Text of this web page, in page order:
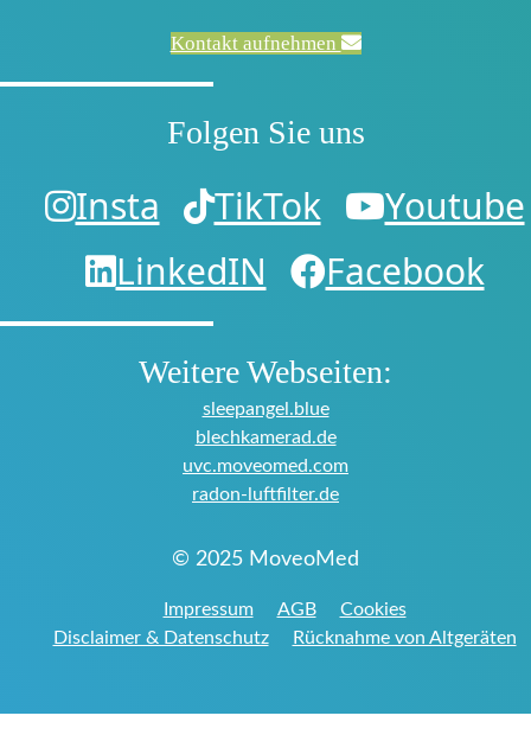
Kontakt aufnehmen
Folgen Sie uns
Insta TikTok
Youtube
LinkedIN
Facebook
Weitere Webseiten:
sleepangel.blue
blechkamerad.de
uvc.moveomed.com
radon-luftfilter.de
© 2025 MoveoMed
Impressum AGB
Cookies
Disclaimer & Datenschutz
Rücknahme von Altgeräten